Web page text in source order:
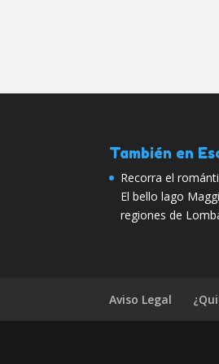
También en
Recorra el
El bello lago
regiones de
Aviso Legal